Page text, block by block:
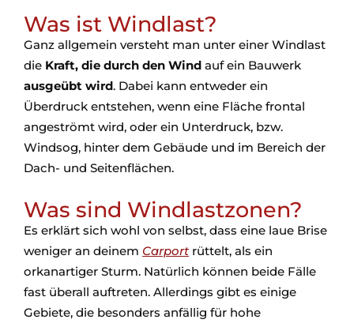
Was ist Windlast?
Ganz allgemein versteht man unter einer Windlast
die Kraft, die durch den Wind auf ein Bauwerk
ausgeübt wird. Dabei kann entweder ein
Überdruck entstehen, wenn eine Fläche frontal
angeströmt wird, oder ein Unterdruck, bzw.
Windsog, hinter dem Gebäude und im Bereich der
Dach- und Seitenflächen.
Was sind Windlastzonen?
Es erklärt sich wohl von selbst, dass eine laue Brise
weniger an deinem Carport rüttelt, als ein
orkanartiger Sturm. Natürlich können beide Fälle
fast überall auftreten. Allerdings gibt es einige
Gebiete, die besonders anfällig für hohe